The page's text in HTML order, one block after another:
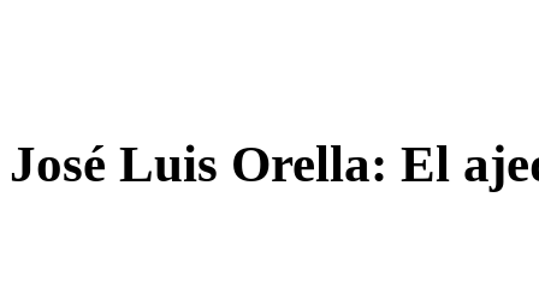
José Luis Orella: El